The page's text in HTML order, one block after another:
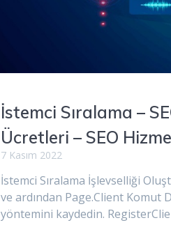
İstemci Sıralama –
Ücretleri – SEO
7 Kasım 2022
İstemci Sıralama İşlevselliği
ve ardından Page.Client Komut
yöntemini kaydedin.